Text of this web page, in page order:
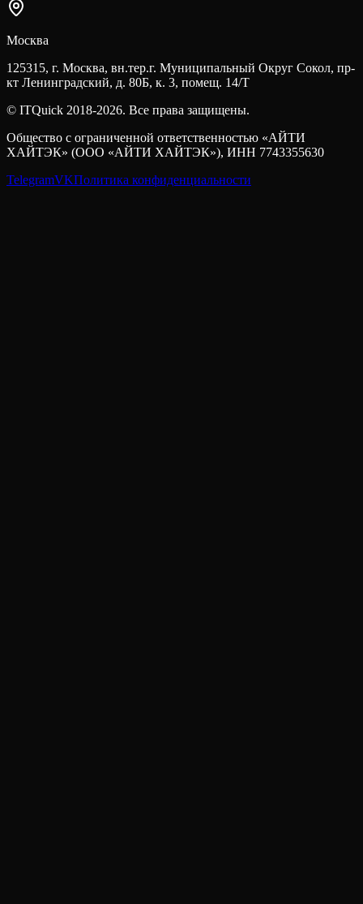
Москва
125315, г. Москва, вн.тер.г. Муниципальный Округ Сокол, пр-
кт Ленинградский, д. 80Б, к. 3, помещ. 14/Т
© ITQuick 2018-2026. Все права защищены.
Общество с ограниченной ответственностью «АЙТИ
ХАЙТЭК» (ООО «АЙТИ ХАЙТЭК»), ИНН 7743355630
TelegramVKПолитика конфиденциальности